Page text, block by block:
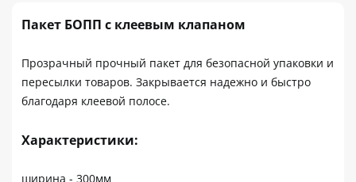
Пакет БОПП с клеевым клапаном
Прозрачный прочный пакет для безопасной упаковки и
пересылки товаров. Закрывается надежно и быстро
благодаря клеевой полосе.
Характеристики:
ширина - 300мм